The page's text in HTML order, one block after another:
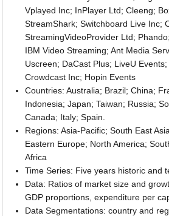
Vplayed Inc; InPlayer Ltd; Cleeng;
StreamShark; Switchboard Live Inc;
StreamingVideoProvider Ltd;
IBM Video Streaming; Ant Media
Uscreen; DaCast Plus; LiveU
Crowdcast Inc; Hopin Events
Countries: Australia; Brazil; China;
Indonesia; Japan; Taiwan; Russia;
Canada; Italy; Spain.
Regions: Asia-Pacific; South East
Eastern Europe; North America;
Africa
Time Series: Five years historic and
Data: Ratios of market size and
GDP proportions, expenditure per
Data Segmentations: country and